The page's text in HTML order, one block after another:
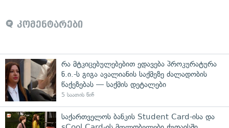
კომენტარები
რა მტკიცებულებებით ედავება პროკურატურა
ნ.ი.-ს გიგა ავალიანის საქმეზე ძალადობის
წაქეზებას — საქმის დეტალები
5 საათის წინ
საქართველოს ბანკის Student Card-ისა და